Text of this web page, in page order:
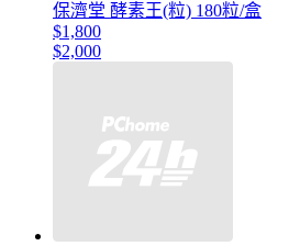
保濟堂 酵素王(粒) 180粒/盒
$1,800
$2,000